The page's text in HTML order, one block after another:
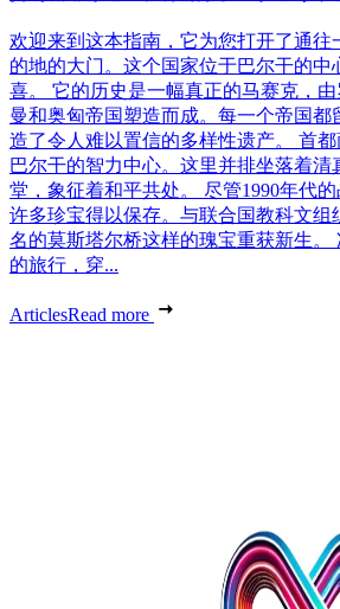
欢迎来到这本指南，它为您打开了通往
的地的大门。这个国家位于巴尔干的中
喜。 它的历史是一幅真正的马赛克，
曼和奥匈帝国塑造而成。每一个帝国都
造了令人难以置信的多样性遗产。 首
巴尔干的智力中心。这里并排坐落着清
堂，象征着和平共处。 尽管1990年代
许多珍宝得以保存。与联合国教科文组
名的莫斯塔尔桥这样的瑰宝重获新生。
的旅行，穿...
ArticlesRead more